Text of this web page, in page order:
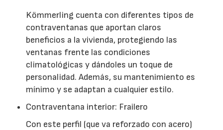
Kömmerling cuenta con diferentes tipos de
contraventanas que aportan claros
beneficios a la vivienda, protegiendo las
ventanas frente las condiciones
climatológicas y dándoles un toque de
personalidad. Además, su mantenimiento es
mínimo y se adaptan a cualquier estilo.
Contraventana interior: Frailero
Con este perfil (que va reforzado con acero)